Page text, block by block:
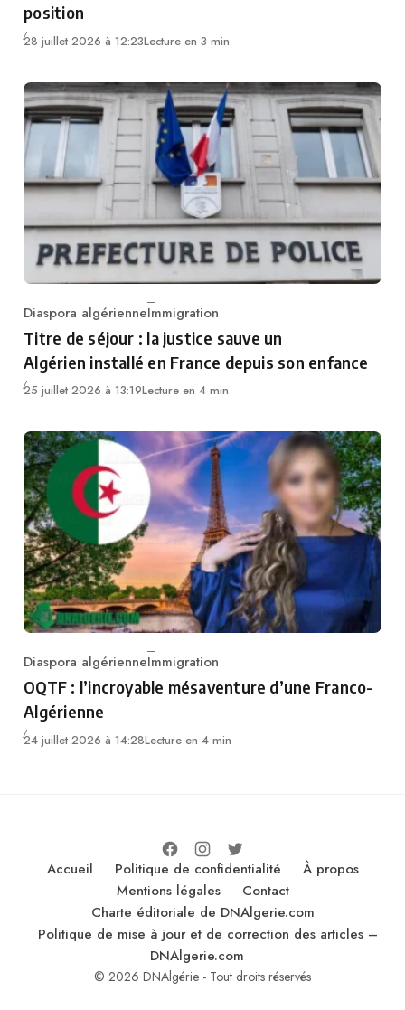
position
28 juillet 2026 à 12:23Lecture en 3 min
Category
Diaspora algérienneImmigration
Titre de séjour : la justice sauve un
Algérien installé en France depuis son enfance
25 juillet 2026 à 13:19Lecture en 4 min
Category
Diaspora algérienneImmigration
OQTF : l’incroyable mésaventure d’une Franco-
Algérienne
24 juillet 2026 à 14:28Lecture en 4 min
Accueil Politique de confidentialité
À propos
Mentions légales
Contact
Charte éditoriale de DNAlgerie.com
Politique de mise à jour et de correction des articles –
DNAlgerie.com
© 2026 DNAlgérie - Tout droits réservés